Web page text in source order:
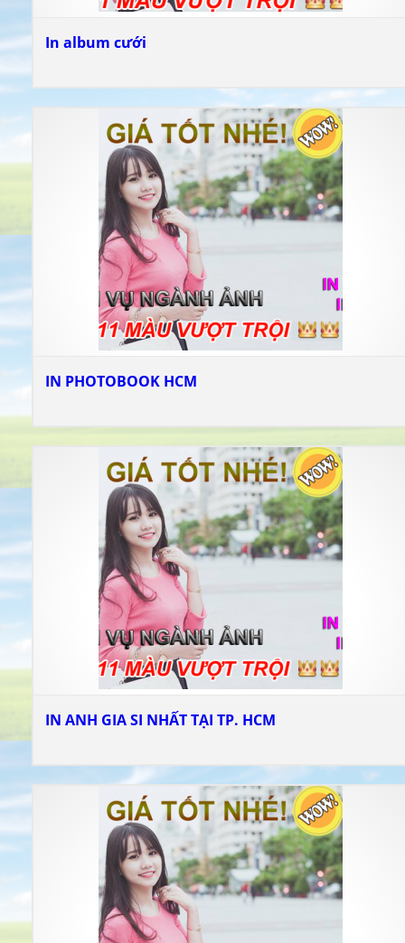
In album cưới
IN PHOTOBOOK HCM
IN ANH GIA SI NHẤT TẠI TP. HCM